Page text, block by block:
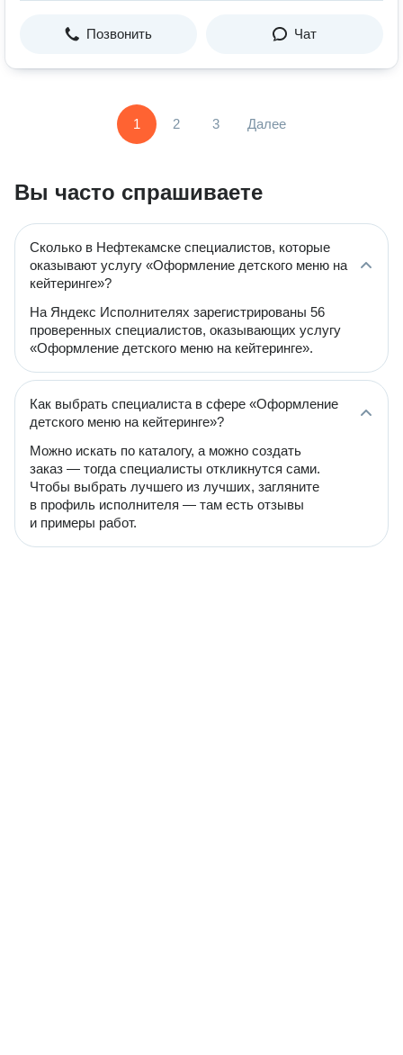
Позвонить Чат
1 2 3 Далее
Вы часто спрашиваете
Сколько в Нефтекамске специалистов, которые
оказывают услугу «Оформление детского меню на
кейтеринге»?
На Яндекс Исполнителях зарегистрированы 56
проверенных специалистов, оказывающих услугу
«Оформление детского меню на кейтеринге».
Как выбрать специалиста в сфере «Оформление
детского меню на кейтеринге»?
Можно искать по каталогу, а можно создать
заказ — тогда специалисты откликнутся сами.
Чтобы выбрать лучшего из лучших, загляните
в профиль исполнителя — там есть отзывы
и примеры работ.